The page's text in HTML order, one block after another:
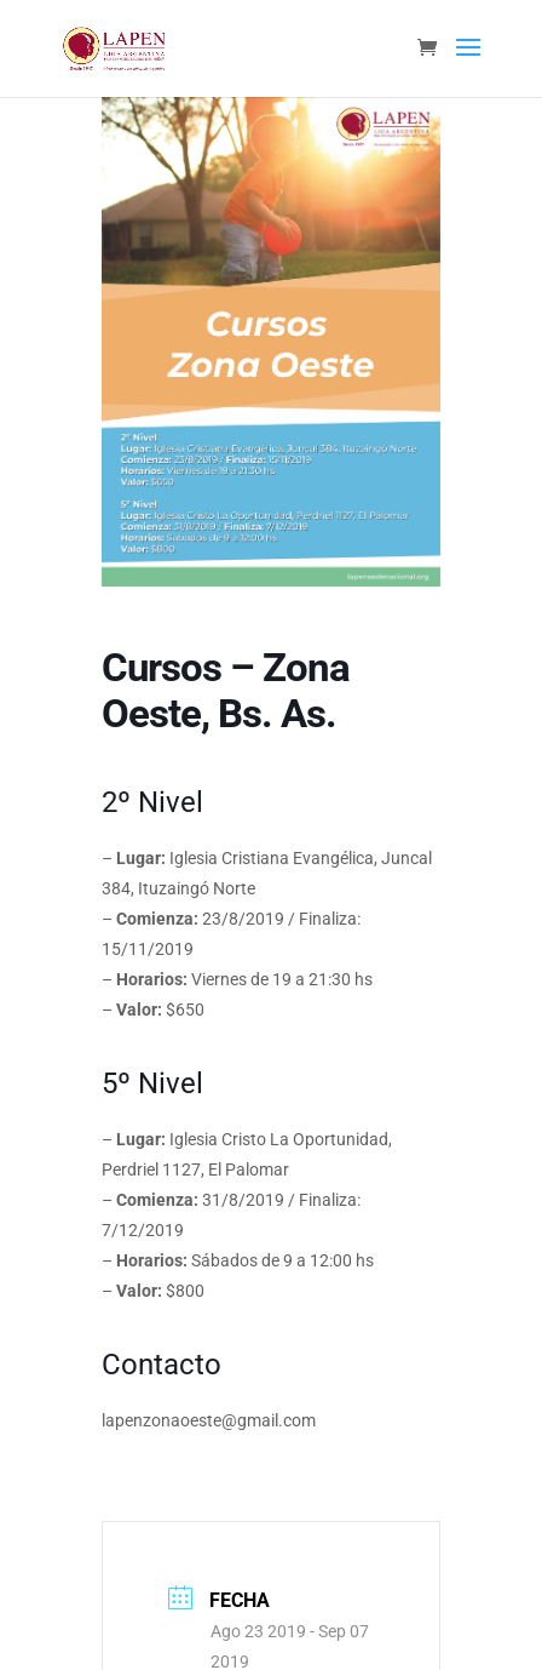
Cursos – Zona
Oeste, Bs. As.
2º Nivel
– Lugar: Iglesia Cristiana Evangélica, Juncal
384, Ituzaingó Norte
– Comienza: 23/8/2019 / Finaliza:
15/11/2019
– Horarios: Viernes de 19 a 21:30 hs
– Valor: $650
5º Nivel
– Lugar: Iglesia Cristo La Oportunidad,
Perdriel 1127, El Palomar
– Comienza: 31/8/2019 / Finaliza:
7/12/2019
– Horarios: Sábados de 9 a 12:00 hs
– Valor: $800
Contacto
lapenzonaoeste@gmail.com
FECHA
Ago 23 2019 - Sep 07
2019